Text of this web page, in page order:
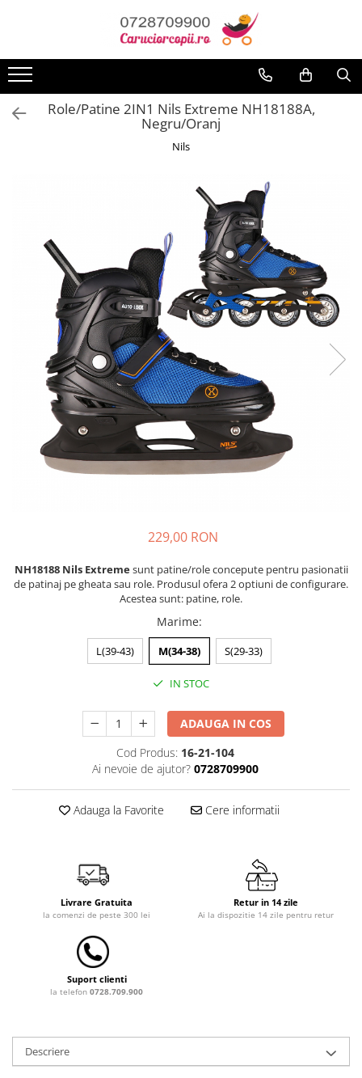
Carucioare copii
Carucioare sport copii
Saci si invelitoare
Huse ploaie si antiinsecte
Genti mamici
Umbrele carucioare
Accesorii diverse carucioare
Scaune auto copii
Scaune auto copii de la nastere
Scaune auto 9 kg +
Scaune auto 15 kg +
Inaltatoare auto copii
Patuturi din lemn
Patuturi lemn pana la 120 x 60 cm
Pat copii 160 x 80 cm
Saltele de la 120 x 60 cm
Saltele de la 140 x 70 cm
Saltele 127 x 63 cm
Saltele de la 160 x 80 cm
Saltele gonflabile
Lenjerii patut 140 x 70 cm
Lenjerie patuturi tineret
Baldachin patut
Paturici copii
Perne copii si mamici
Protectii saltea
Tarc de joaca copii
Role/Patine 2IN1 Nils Extreme NH18188A,
Negru/Oranj
Nils
229,00 RON
NH18188 Nils Extremesunt patine/role concepute pentru pasionatii
de patinaj pe gheata sau role. Produsul ofera 2 optiuni de configurare.
Acestea sunt: ​​patine, role.
Marime:
L(39-43) M(34-38) S(29-33)
IN STOC
ADAUGA IN COS
Cod Produs: 16-21-104
Ai nevoie de ajutor? 0728709900
Adauga la Favorite Cere informatii
Livrare Gratuita
la comenzi de peste 300 lei
Retur in 14 zile
Ai la dispozitie 14 zile pentru retur
Suport clienti
la telefon 0728.709.900
Descriere